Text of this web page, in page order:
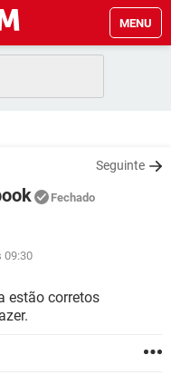
MENU
Seguinte
Fechado
09:30
estão corretos